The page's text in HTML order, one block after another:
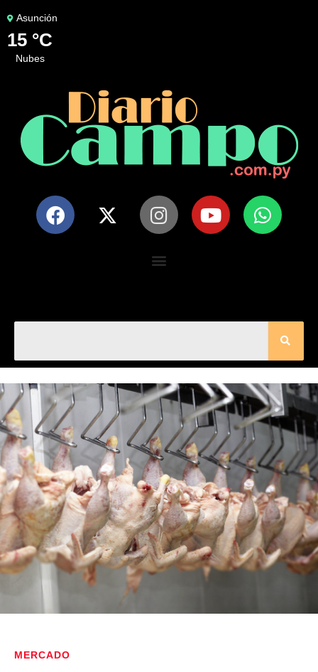
Asunción
15 °C
nubes
MERCADO